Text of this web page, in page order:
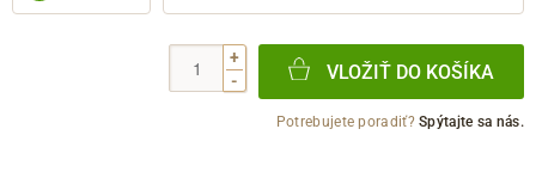
+
-
VLOŽIŤ DO KOŠÍKA
Potrebujete poradiť?Spýtajte sa nás.